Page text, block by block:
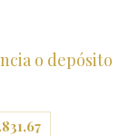
o depósito